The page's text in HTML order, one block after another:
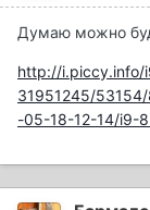
Думаю можно
http://
31951245/
-05-18-12-14/i9-